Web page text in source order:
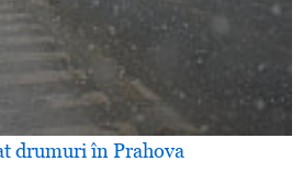
drumuri în Prahova